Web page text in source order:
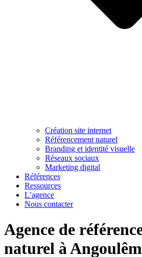
Création site internet
Référencement naturel
Branding et identité visuelle
Réseaux sociaux
Marketing digital
Références
Ressources
L’agence
Nous contacter
Agence de
naturel à